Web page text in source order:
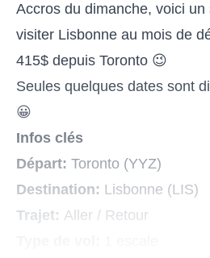
Accros du dimanche, voici
visiter Lisbonne au mois de
415$ depuis Toronto 😉
Seules quelques dates sont
😀
Infos clés
Départ: Toronto (YYZ)
Destination: Lisbonne (LIS)
Trajet: Aller / Retour